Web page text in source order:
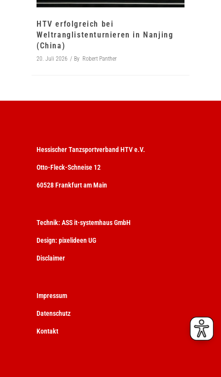
HTV erfolgreich bei
Weltranglistenturnieren in Nanjing
(China)
20. Juli 2026 By Robert Panther
Hessischer Tanzsportverband HTV e.V.
Otto-Fleck-Schneise 12
60528 Frankfurt am Main
Technik: ASS it-systemhaus GmbH
Design: pixelideen UG
Disclaimer
Impressum
Datenschutz
Kontakt